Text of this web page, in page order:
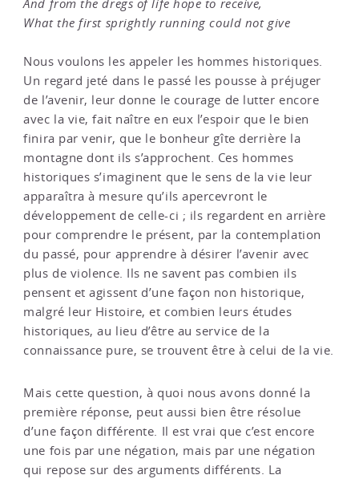
And from the dregs of life hope to receive,
What the first sprightly running could not give
Nous voulons les appeler les hommes historiques.
Un regard jeté dans le passé les pousse à préjuger
de l’avenir, leur donne le courage de lutter encore
avec la vie, fait naître en eux l’espoir que le bien
finira par venir, que le bonheur gîte derrière la
montagne dont ils s’approchent. Ces hommes
historiques s’imaginent que le sens de la vie leur
apparaîtra à mesure qu’ils apercevront le
développement de celle-ci ; ils regardent en arrière
pour comprendre le présent, par la contemplation
du passé, pour apprendre à désirer l’avenir avec
plus de violence. Ils ne savent pas combien ils
pensent et agissent d’une façon non historique,
malgré leur Histoire, et combien leurs études
historiques, au lieu d’être au service de la
connaissance pure, se trouvent être à celui de la vie.
Mais cette question, à quoi nous avons donné la
première réponse, peut aussi bien être résolue
d’une façon différente. Il est vrai que c’est encore
une fois par une négation, mais par une négation
qui repose sur des arguments différents. La